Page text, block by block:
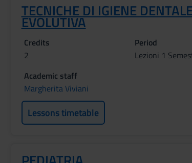
TECNICHE DI IGIENE
EVOLUTIVA
Credits
2
Period
Lezioni 1
Academic staff
Margherita Viviani
Lessons timetable